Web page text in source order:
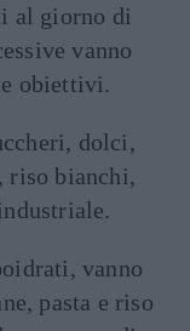
al giorno di
vanno
obiettivi.
dolci,
riso bianchi,
vanno
pasta e riso